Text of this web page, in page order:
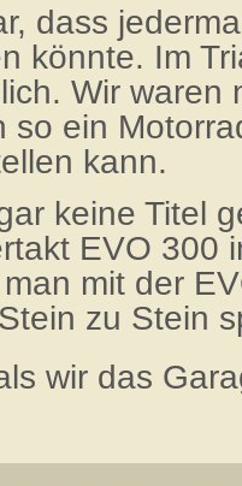
dass
könnte. Im
Wir waren
so ein
kann.
keine Titel
EVO 300
mit der
zu Stein
wir das